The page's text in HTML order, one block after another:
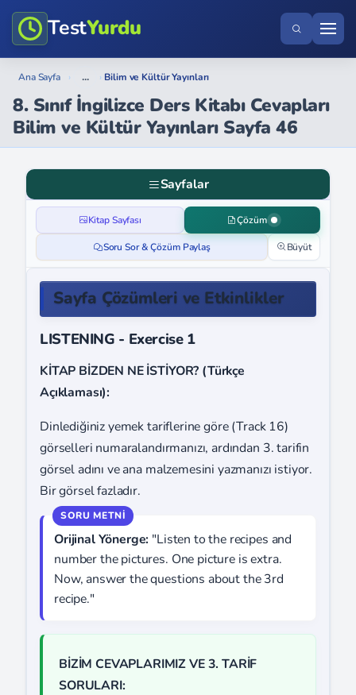
TestYurdu
Ana Sayfa › ... › Bilim ve Kültür Yayınları
8. Sınıf İngilizce Ders Kitabı Cevapları
Bilim ve Kültür Yayınları Sayfa 46
Sayfalar
Kitap Sayfası Çözüm
Soru Sor & Çözüm Paylaş Büyüt
Sayfa Çözümleri ve Etkinlikler
LISTENING - Exercise 1
KİTAP BİZDEN NE İSTİYOR? (Türkçe
Açıklaması):
Dinlediğiniz yemek tariflerine göre (Track 16)
görselleri numaralandırmanızı, ardından 3. tarifin
görsel adını ve ana malzemesini yazmanızı istiyor.
Bir görsel fazladır.
Orijinal Yönerge: "Listen to the recipes and
number the pictures. One picture is extra.
Now, answer the questions about the 3rd
recipe."
BİZİM CEVAPLARIMIZ VE 3. TARİF
SORULARI: